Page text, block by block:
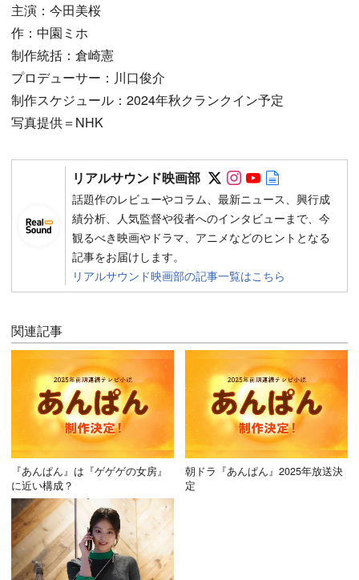
主演：今田美桜
作：中園ミホ
制作統括：倉崎憲
プロデューサー：川口俊介
制作スケジュール：2024年秋クランクイン予定
写真提供＝NHK
リアルサウンド映画部 Follow on SNS
Follow on SNS
Follow on
話題作のレビューやコラム、最新ニュース、興行成
績分析、人気監督や役者へのインタビューまで、今
観るべき映画やドラマ、アニメなどのヒントとなる
記事をお届けします。
リアルサウンド映画部の記事一覧はこちら
関連記事
『あんぱん』は『ゲゲゲの女房』
に近い構成？
朝ドラ『あんぱん』2025年放送決
定